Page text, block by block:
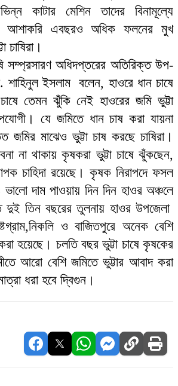
কাটার মেশিন তাদের বিনামূল্যে
আশাকরি এবছরও অধিক ফলনের মুখ
চাষিরা।
সম্প্রসারণ অধিদপ্তরের অতিরিক্ত উপ-
ইসলাম বলেন, হাওরে ধান চাষে
তেমন ঝুঁকি নেই হাওরের জমি ভুট্টা
যে জমিতে ধান চাষ করা যায়না
মাঝেও ভুট্টা চাষ করছে চাষিরা।
না থাকায় কৃষকরা ভুট্টা চাষে ঝুঁকছেন,
চাহিদা রয়েছে। কৃষক নিরাপদে ফসল
দাম পাওয়ায় দিন দিন হাওর অঞ্চলে
দুই তিন বছরের তুলনায় হাওর উপজেলা
ও বাজিতপুরে অনেক বেশি
হয়েছে। চলতি বছর ভুট্টা চাষে কৃষকের
আরো বেশি জমিতে ভুট্টার আবাদ করা
ধরা হবে দ্বিগুন।